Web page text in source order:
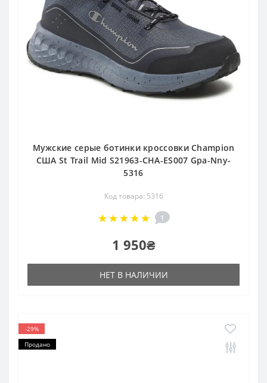
Мужские серые ботинки кроссовки Champion
США St Trail Mid S21963-CHA-ES007 Gpa-Nny-
5316
Код товара: 5316
1
1 950₴
НЕТ В НАЛИЧИИ
-29%
Продано